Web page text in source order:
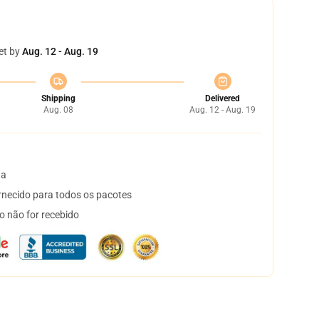
byAug. 12 - Aug. 19
Shipping
Aug. 08
Delivered
Aug. 12 - Aug. 19
para todos os pacotes
não for recebido